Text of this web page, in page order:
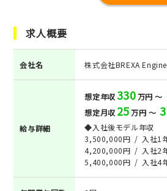
求人概要
会社名 株式会社BREXA
給与詳細
想定年収330万円 ～
想定月収 25万円 ～
◆入社後モデル年収
3,500,000円 / 入社1
4,200,000円 / 入社2
5,400,000円 / 入社4